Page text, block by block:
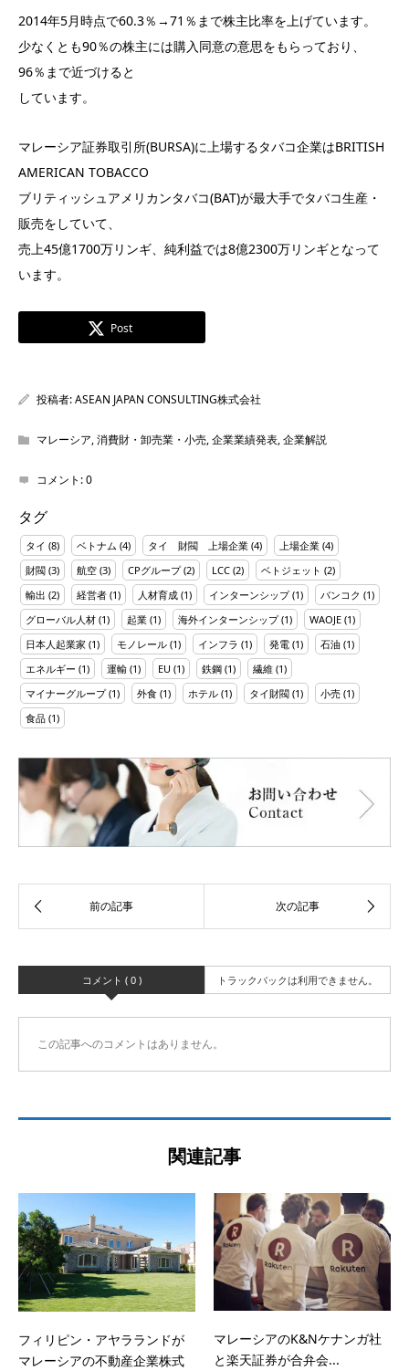
2014年5月時点で60.3％→71％まで株主比率を上げています。
少なくとも90％の株主には購入同意の意思をもらっており、
96％まで近づけると
しています。
マレーシア証券取引所(BURSA)に上場するタバコ企業はBRITISH
AMERICAN TOBACCO
ブリティッシュアメリカンタバコ(BAT)が最大手でタバコ生産・
販売をしていて、
売上45億1700万リンギ、純利益では8億2300万リンギとなって
います。
Post
投稿者:ASEAN JAPAN CONSULTING株式会社
マレーシア,消費財・卸売業・小売,企業業績発表,企業解説
コメント:0
タグ
タイ (8) ベトナム (4) タイ 財閥 上場企業 (4) 上場企業 (4)
財閥 (3) 航空 (3) CPグループ(2) LCC (2) ベトジェット (2)
輸出 (2) 経営者 (1) 人材育成 (1) インターンシップ(1) バンコク (1)
グローバル人材 (1) 起業 (1) 海外インターンシップ(1) WAOJE (1)
日本人起業家 (1) モノレール (1) インフラ (1) 発電 (1) 石油 (1)
エネルギー (1) 運輸 (1) EU (1) 鉄鋼 (1) 繊維 (1)
マイナーグループ(1) 外食 (1) ホテル (1) タイ財閥 (1) 小売 (1)
食品 (1)
コメント ( 0 ) トラックバックは利用できません。
この記事へのコメントはありません。
関連記事
フィリピン・アヤラランドが
マレーシアの不動産企業株式
マレーシアのK&Nケナンガ社
と楽天証券が合弁会...